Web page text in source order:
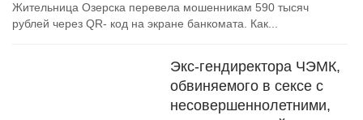
Жительница Озерска перевела мошенникам 590 тысяч
рублей через QR- код на экране банкомата. Как...
Экс-гендиректора ЧЭМК,
обвиняемого в сексе с
несовершеннолетними,